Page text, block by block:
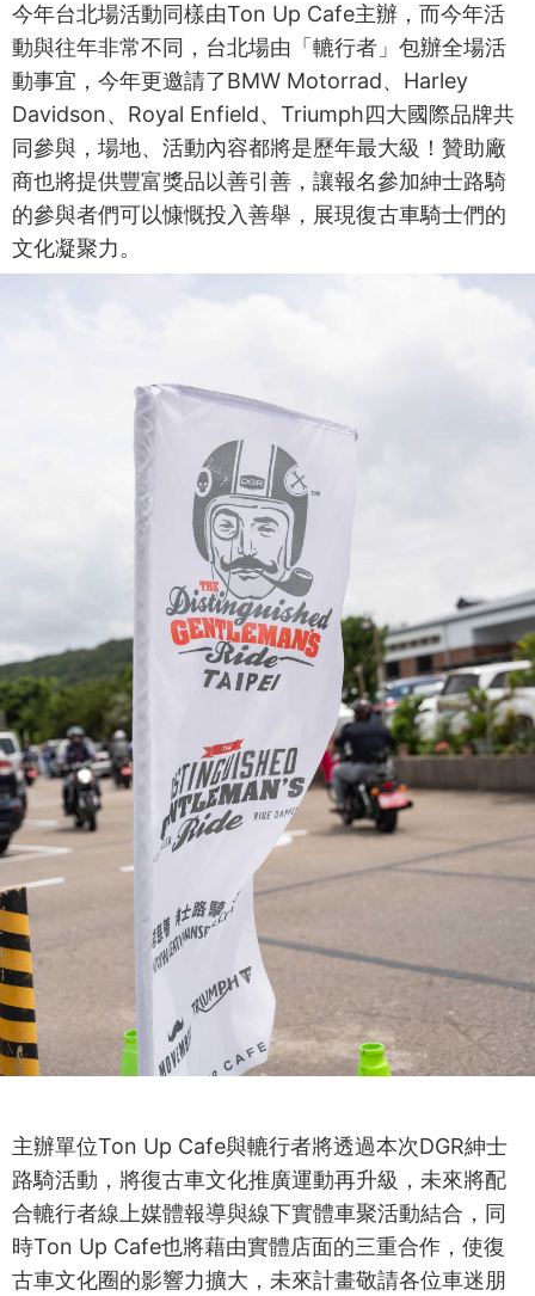
今年台北場活動同樣由Ton Up Cafe主辦，而今年活
動與往年非常不同，台北場由「轆行者」包辦全場活
動事宜，今年更邀請了BMW Motorrad、Harley
Davidson、Royal Enfield、Triumph四大國際品牌共
同參與，場地、活動內容都將是歷年最大級！贊助廠
商也將提供豐富獎品以善引善，讓報名參加紳士路騎
的參與者們可以慷慨投入善舉，展現復古車騎士們的
文化凝聚力。
主辦單位Ton Up Cafe與轆行者將透過本次DGR紳士
路騎活動，將復古車文化推廣運動再升級，未來將配
合轆行者線上媒體報導與線下實體車聚活動結合，同
時Ton Up Cafe也將藉由實體店面的三重合作，使復
古車文化圈的影響力擴大，未來計畫敬請各位車迷朋